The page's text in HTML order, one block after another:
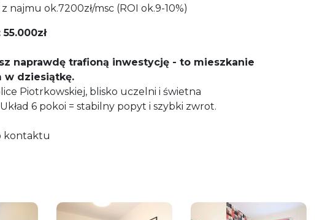
najmu ok.7200zł/msc (ROI ok.9-10%)
naprawdę trafioną inwestycję - to mieszkanie
w dziesiątkę.
Piotrkowskiej, blisko uczelni i świetna
6 pokoi = stabilny popyt i szybki zwrot.
kontaktu